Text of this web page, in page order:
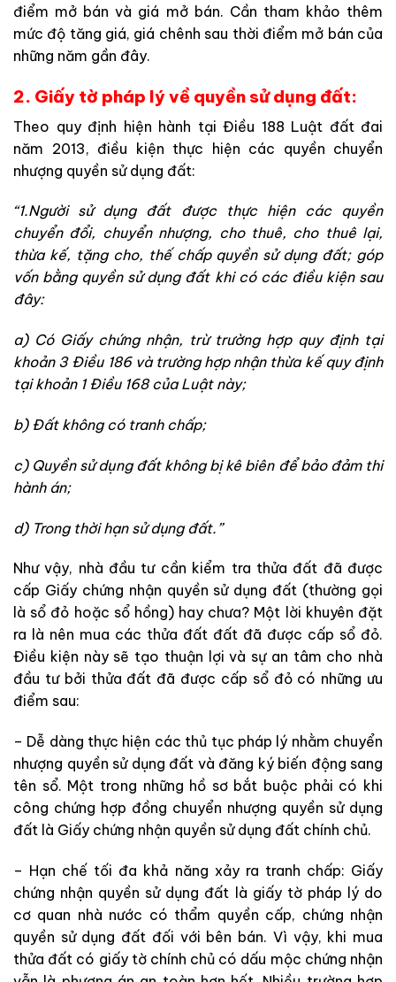
điểm mở bán và giá mở bán. Cần tham khảo thêm
mức độ tăng giá, giá chênh sau thời điểm mở bán của
những năm gần đây.
2. Giấy tờ pháp lý về quyền sử dụng đất:
Theo quy định hiện hành tại Điều 188 Luật đất đai
năm 2013, điều kiện thực hiện các quyền chuyển
nhượng quyền sử dụng đất:
“1.Người sử dụng đất được thực hiện các quyền
chuyển đổi, chuyển nhượng, cho thuê, cho thuê lại,
thừa kế, tặng cho, thế chấp quyền sử dụng đất; góp
vốn bằng quyền sử dụng đất khi có các điều kiện sau
đây:
a) Có Giấy chứng nhận, trừ trường hợp quy định tại
khoản 3 Điều 186 và trường hợp nhận thừa kế quy định
tại khoản 1 Điều 168 của Luật này;
b) Đất không có tranh chấp;
c) Quyền sử dụng đất không bị kê biên để bảo đảm thi
hành án;
d) Trong thời hạn sử dụng đất.”
Như vậy, nhà đầu tư cần kiểm tra thửa đất đã được
cấp Giấy chứng nhận quyền sử dụng đất (thường gọi
là sổ đỏ hoặc sổ hồng) hay chưa? Một lời khuyên đặt
ra là nên mua các thửa đất đất đã được cấp sổ đỏ.
Điều kiện này sẽ tạo thuận lợi và sự an tâm cho nhà
đầu tư bởi thửa đất đã được cấp sổ đỏ có những ưu
điểm sau:
– Dễ dàng thực hiện các thủ tục pháp lý nhằm chuyển
nhượng quyền sử dụng đất và đăng ký biến động sang
tên sổ. Một trong những hồ sơ bắt buộc phải có khi
công chứng hợp đồng chuyển nhượng quyền sử dụng
đất là Giấy chứng nhận quyền sử dụng đất chính chủ.
– Hạn chế tối đa khả năng xảy ra tranh chấp: Giấy
chứng nhận quyền sử dụng đất là giấy tờ pháp lý do
cơ quan nhà nước có thẩm quyền cấp, chứng nhận
quyền sử dụng đất đối với bên bán. Vì vậy, khi mua
thửa đất có giấy tờ chính chủ có dấu mộc chứng nhận